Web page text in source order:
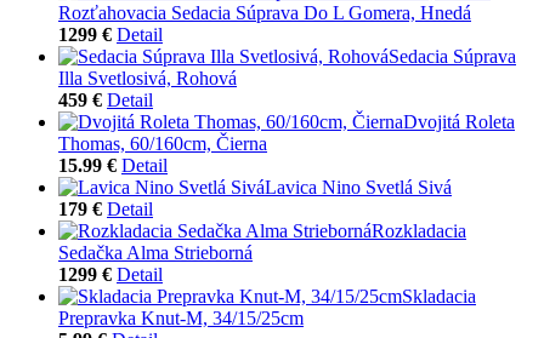
Rozťahovacia Sedacia Súprava Do L Gomera, Hnedá
1299 € Detail
Sedacia Súprava
Illa Svetlosivá, Rohová
459 € Detail
Dvojitá Roleta
Thomas, 60/160cm, Čierna
15.99 € Detail
Lavica Nino Svetlá Sivá
179 € Detail
Rozkladacia
Sedačka Alma Strieborná
1299 € Detail
Skladacia
Prepravka Knut-M, 34/15/25cm